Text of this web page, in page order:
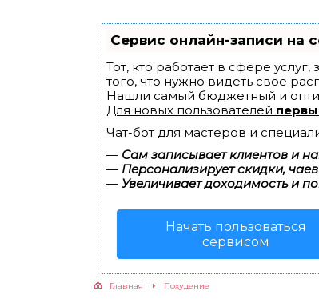
Сервис онлайн-записи на
Тот, кто работает в сфере
того, что нужно видеть свое
Нашли самый бюджетный и
Для новых пользователей
Чат-бот для мастеров и
— Сам записывает клиентов и
— Персонализирует скидки,
— Увеличивает доходимость и
Начать пользоваться
сервисом
Главная Похудение
ПЕРВОГО